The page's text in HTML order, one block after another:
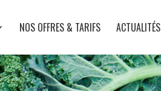
NOS OFFRES & TARIFS ACTUALITÉS